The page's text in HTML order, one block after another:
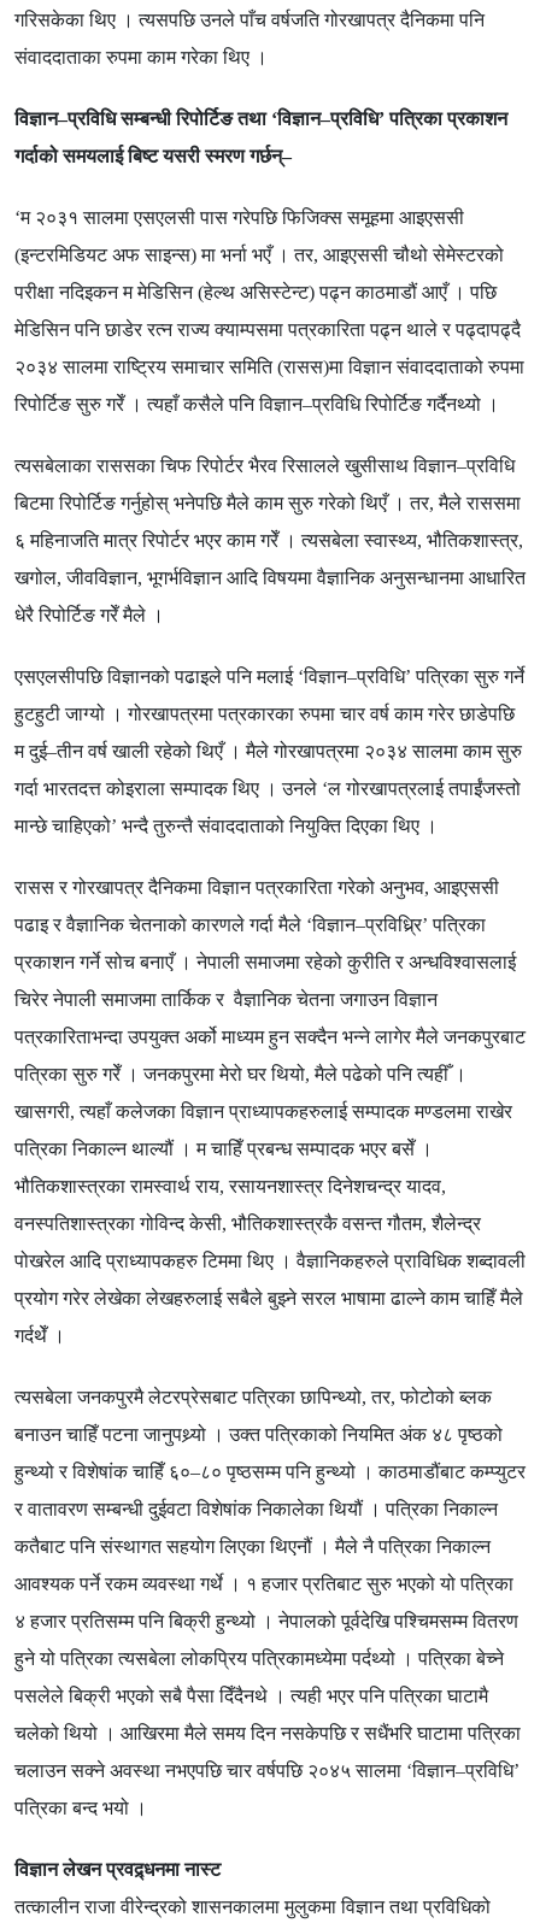
गरिसकेका थिए । त्यसपछि उनले पाँच वर्षजति गोरखापत्र दैनिकमा पनि
संवाददाताका रुपमा काम गरेका थिए ।
विज्ञान–प्रविधि सम्बन्धी रिपोर्टिङ तथा ‘विज्ञान–प्रविधि’ पत्रिका प्रकाशन
गर्दाको समयलाई बिष्ट यसरी स्मरण गर्छन्–
‘म २०३१ सालमा एसएलसी पास गरेपछि फिजिक्स समूहमा आइएससी
(इन्टरमिडियट अफ साइन्स)मा भर्ना भएँ । तर, आइएससी चौथो सेमेस्टरको
परीक्षा नदिइकन म मेडिसिन(हेल्थ असिस्टेन्ट)पढ्न काठमाडौं आएँ । पछि
मेडिसिन पनि छाडेर रत्न राज्य क्याम्पसमा पत्रकारिता पढ्न थाले र पढ्दापढ्दै
२०३४ सालमा राष्ट्रिय समाचार समिति(रासस)मा विज्ञान संवाददाताको रुपमा
रिपोर्टिङ सुरु गरेँ । त्यहाँ कसैले पनि विज्ञान–प्रविधि रिपोर्टिङ गर्दैनथ्यो ।
त्यसबेलाका राससका चिफ रिपोर्टर भैरव रिसालले खुसीसाथ विज्ञान–प्रविधि
बिटमा रिपोर्टिङ गर्नुहोस् भनेपछि मैले काम सुरु गरेको थिएँ । तर,मैले राससमा
६ महिनाजति मात्र रिपोर्टर भएर काम गरेँ । त्यसबेला स्वास्थ्य, भौतिकशास्त्र,
खगोल,जीवविज्ञान, भूगर्भविज्ञान आदि विषयमा वैज्ञानिक अनुसन्धानमा आधारित
धेरै रिपोर्टिङ गरेँ मैले ।
एसएलसीपछि विज्ञानको पढाइले पनि मलाई ‘विज्ञान–प्रविधि’पत्रिका सुरु गर्ने
हुटहुटी जाग्यो । गोरखापत्रमा पत्रकारका रुपमा चार वर्ष काम गरेर छाडेपछि
म दुई–तीन वर्ष खाली रहेको थिएँ । मैले गोरखापत्रमा २०३४ सालमा काम सुरु
गर्दा भारतदत्त कोइराला सम्पादक थिए । उनले ‘ल गोरखापत्रलाई तपाईंजस्तो
मान्छे चाहिएको’ भन्दै तुरुन्तै संवाददाताको नियुक्ति दिएका थिए ।
रासस र गोरखापत्र दैनिकमा विज्ञान पत्रकारिता गरेको अनुभव, आइएससी
पढाइ र वैज्ञानिक चेतनाको कारणले गर्दा मैले ‘विज्ञान–प्रविध्र्रि’पत्रिका
प्रकाशन गर्ने सोच बनाएँ । नेपाली समाजमा रहेको कुरीति र अन्धविश्वासलाई
चिरेर नेपाली समाजमा तार्किक र वैज्ञानिक चेतना जगाउन विज्ञान
पत्रकारिताभन्दा उपयुक्त अर्को माध्यम हुन सक्दैन भन्ने लागेर मैले जनकपुरबाट
पत्रिका सुरु गरेँ । जनकपुरमा मेरो घर थियो,मैले पढेको पनि त्यहीँ ।
खासगरी,त्यहाँ कलेजका विज्ञान प्राध्यापकहरुलाई सम्पादक मण्डलमा राखेर
पत्रिका निकाल्न थाल्यौं । म चाहिँ प्रबन्ध सम्पादक भएर बसेँ ।
भौतिकशास्त्रका रामस्वार्थ राय,रसायनशास्त्र दिनेशचन्द्र यादव,
वनस्पतिशास्त्रका गोविन्द केसी, भौतिकशास्त्रकै वसन्त गौतम,शैलेन्द्र
पोखरेल आदि प्राध्यापकहरु टिममा थिए । वैज्ञानिकहरुले प्राविधिक शब्दावली
प्रयोग गरेर लेखेका लेखहरुलाई सबैले बुझ्ने सरल भाषामा ढाल्ने काम चाहिँ मैले
गर्दथेँ ।
त्यसबेला जनकपुरमै लेटरप्रेसबाट पत्रिका छापिन्थ्यो,तर,फोटोको ब्लक
बनाउन चाहिँ पटना जानुपथ्र्यो । उक्त पत्रिकाको नियमित अंक ४८ पृष्ठको
हुन्थ्यो र विशेषांक चाहिँ ६०–८० पृष्ठसम्म पनि हुन्थ्यो । काठमाडौंबाट कम्प्युटर
र वातावरण सम्बन्धी दुईवटा विशेषांक निकालेका थियौं । पत्रिका निकाल्न
कतैबाट पनि संस्थागत सहयोग लिएका थिएनौं । मैले नै पत्रिका निकाल्न
आवश्यक पर्ने रकम व्यवस्था गर्थे । १ हजार प्रतिबाट सुरु भएको यो पत्रिका
४ हजार प्रतिसम्म पनि बिक्री हुन्थ्यो । नेपालको पूर्वदेखि पश्चिमसम्म वितरण
हुने यो पत्रिका त्यसबेला लोकप्रिय पत्रिकामध्येमा पर्दथ्यो । पत्रिका बेच्ने
पसलेले बिक्री भएको सबै पैसा दिँदैनथे । त्यही भएर पनि पत्रिका घाटामै
चलेको थियो । आखिरमा मैले समय दिन नसकेपछि र सधैंभरि घाटामा पत्रिका
चलाउन सक्ने अवस्था नभएपछि चार वर्षपछि २०४५ सालमा ‘विज्ञान–प्रविधि’
पत्रिका बन्द भयो ।
विज्ञान लेखन प्रवद्र्धनमा नास्ट
तत्कालीन राजा वीरेन्द्रको शासनकालमा मुलुकमा विज्ञान तथा प्रविधिको